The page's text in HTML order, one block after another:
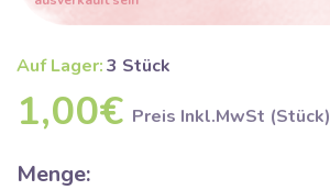
Auf Lager:3 Stück
1,00€ Preis Inkl.MwSt (Stück)
Menge: